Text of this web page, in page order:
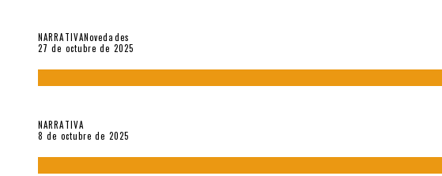
NARRATIVANovedades
27 de octubre de 2025
NARRATIVA
8 de octubre de 2025